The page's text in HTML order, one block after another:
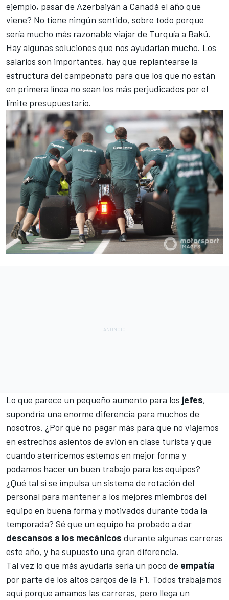
ejemplo, pasar de Azerbaiyán a Canadá el año que
viene? No tiene ningún sentido, sobre todo porque
sería mucho más razonable viajar de Turquía a Bakú.
Hay algunas soluciones que nos ayudarían mucho. Los
salarios son importantes, hay que replantearse la
estructura del campeonato para que los que no están
en primera línea no sean los más perjudicados por el
límite presupuestario.
Lo que parece un pequeño aumento para los jefes,
supondría una enorme diferencia para muchos de
nosotros. ¿Por qué no pagar más para que no viajemos
en estrechos asientos de avión en clase turista y que
cuando aterricemos estemos en mejor forma y
podamos hacer un buen trabajo para los equipos?
¿Qué tal si se impulsa un sistema de rotación del
personal para mantener a los mejores miembros del
equipo en buena forma y motivados durante toda la
temporada? Sé que un equipo ha probado a dar
descansos a los mecánicos durante algunas carreras
este año, y ha supuesto una gran diferencia.
Tal vez lo que más ayudaría sería un poco de empatía
por parte de los altos cargos de la F1. Todos trabajamos
aquí porque amamos las carreras, pero llega un